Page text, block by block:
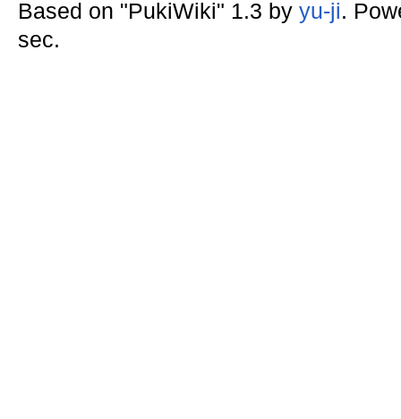
Based on "PukiWiki" 1.3 by yu-ji.
sec.